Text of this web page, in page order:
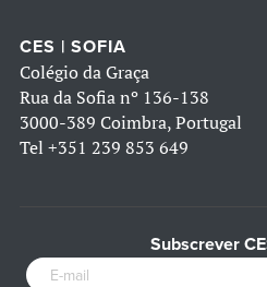
CES | SOFIA
Colégio da Graça
Rua da Sofia nº 136-138
3000-389 Coimbra, Portugal
Tel +351 239 853 649
Subscrever